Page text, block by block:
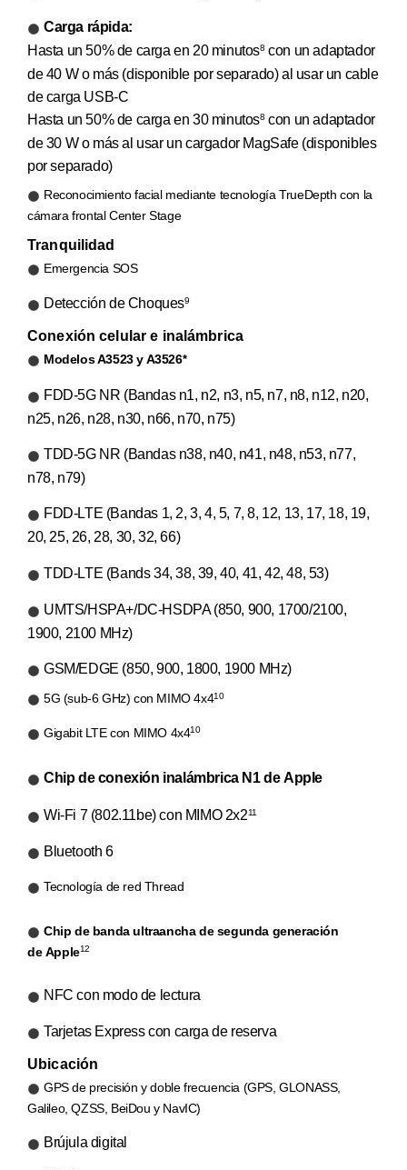
Carga rápida:
Hasta un 50% de carga en 20 minutos8 con un adaptador
de 40 W o más (disponible por separado) al usar un cable
de carga USB-C
Hasta un 50% de carga en 30 minutos8 con un adaptador
de 30 W o más al usar un cargador MagSafe (disponibles
por separado)
Reconocimiento facial mediante tecnología TrueDepth con la
cámara frontal Center Stage
Tranquilidad
Emergencia SOS
Detección de Choques9
Conexión celular e inalámbrica
Modelos A3523 y A3526*
FDD-5G NR (Bandas n1, n2, n3, n5, n7, n8, n12, n20,
n25, n26, n28, n30, n66, n70, n75)
TDD-5G NR (Bandas n38, n40, n41, n48, n53, n77,
n78, n79)
FDD-LTE (Bandas 1, 2, 3, 4, 5, 7, 8, 12, 13, 17, 18, 19,
20, 25, 26, 28, 30, 32, 66)
TDD-LTE (Bands 34, 38, 39, 40, 41, 42, 48, 53)
UMTS/HSPA+/DC-HSDPA (850, 900, 1700/2100,
1900, 2100 MHz)
GSM/EDGE (850, 900, 1800, 1900 MHz)
5G (sub-6 GHz) con MIMO 4x410
Gigabit LTE con MIMO 4x410
Chip de conexión inalámbrica N1 de Apple
Wi‑Fi 7 (802.11be) con MIMO 2x211
Bluetooth 6
Tecnología de red Thread
Chip de banda ultraancha de segunda generación
de Apple12
NFC con modo de lectura
Tarjetas Express con carga de reserva
Ubicación
GPS de precisión y doble frecuencia (GPS, GLONASS,
Galileo, QZSS, BeiDou y NavIC)
Brújula digital